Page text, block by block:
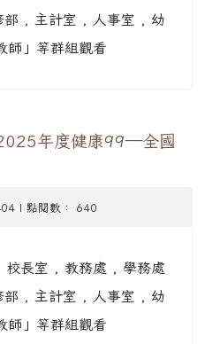
, 主計室 , 人事室 , 幼
師」等群組觀看
年度健康99—全國
| 點閱數： 640
校長室 , 教務處 , 學務處
, 主計室 , 人事室 , 幼
師」等群組觀看